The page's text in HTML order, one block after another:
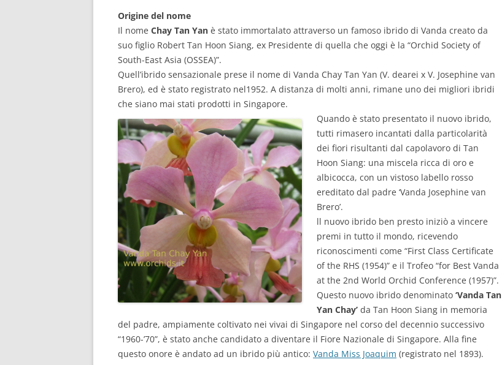
Origine del nome
Il nome Chay Tan Yan è stato immortalato attraverso un famoso ibrido di Vanda creato da
suo figlio Robert Tan Hoon Siang, ex Presidente di quella che oggi è la “Orchid Society of
South-East Asia (OSSEA)”.
Quell’ibrido sensazionale prese il nome di Vanda Chay Tan Yan (V. dearei x V. Josephine van
Brero), ed è stato registrato nel1952. A distanza di molti anni, rimane uno dei migliori ibridi
che siano mai stati prodotti in Singapore.
Quando è stato presentato il nuovo ibrido,
tutti rimasero incantati dalla particolarità
dei fiori risultanti dal capolavoro di Tan
Hoon Siang: una miscela ricca di oro e
albicocca, con un vistoso labello rosso
ereditato dal padre ‘Vanda Josephine van
Brero’.
ll nuovo ibrido ben presto iniziò a vincere
premi in tutto il mondo, ricevendo
riconoscimenti come “First Class Certificate
of the RHS (1954)” e il Trofeo “for Best Vanda
at the 2nd World Orchid Conference (1957)”.
Questo nuovo ibrido denominato ‘Vanda Tan
Yan Chay’ da Tan Hoon Siang in memoria
del padre, ampiamente coltivato nei vivai di Singapore nel corso del decennio successivo
“1960-’70”, è stato anche candidato a diventare il Fiore Nazionale di Singapore. Alla fine
questo onore è andato ad un ibrido più antico: Vanda Miss Joaquim (registrato nel 1893).